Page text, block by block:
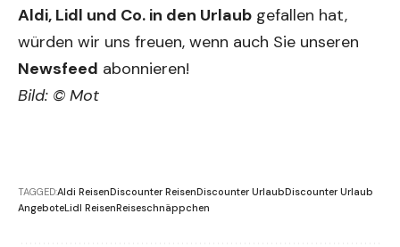
Aldi, Lidl und Co. in den Urlaub gefallen hat,
würden wir uns freuen, wenn auch Sie unseren
Newsfeed abonnieren!
Bild: © Mot
TAGGED:Aldi ReisenDiscounter ReisenDiscounter UrlaubDiscounter Urlaub
AngeboteLidl ReisenReiseschnäppchen